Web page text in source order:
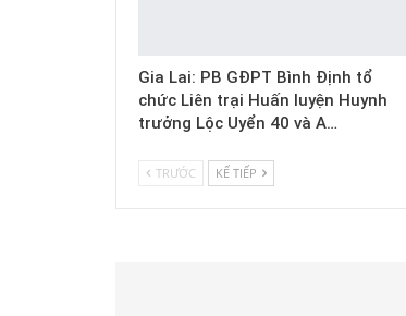
Gia Lai: PB GĐPT Bình Định tổ
chức Liên trại Huấn luyện Huynh
trưởng Lộc Uyển 40 và A…
TRƯỚC KẾ TIẾP